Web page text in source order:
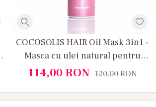
COCOSOLIS HAIR Oil Mask 3in1 -
Masca cu ulei natural pentru
hranirea si refacerea parului
114,00 RON 120,00RON